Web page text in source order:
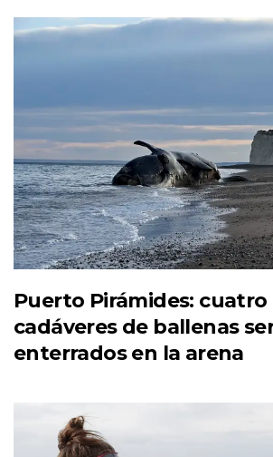
Puerto Pirámides: cuatro
cadáveres de ballenas
enterrados en la arena